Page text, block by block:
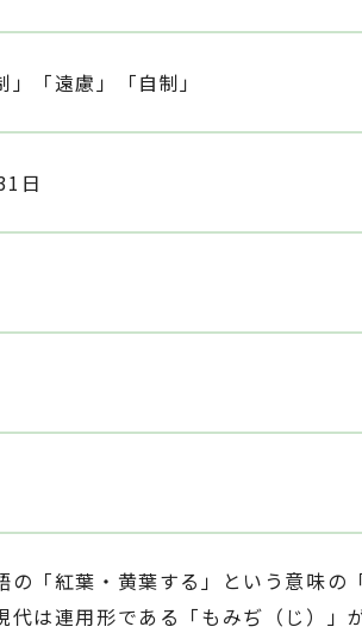
」「遠慮」「自制」
日
の「紅葉・黄葉する」という意味の
代は連用形である「もみぢ（じ）」